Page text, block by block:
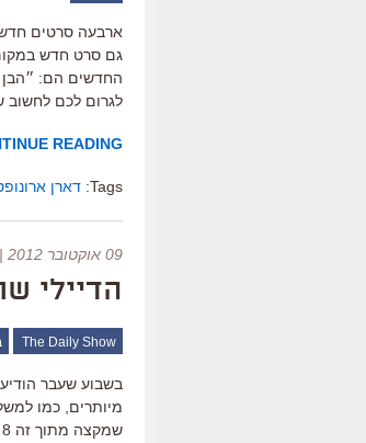
ארבעה סרטים
גם סרט חדש
החדשים הם: ״הבן
לגרום לכם
READING
Tags: דארן
09 אוקטובר 2012 | 19:45
הדיילי
The Daily Show
בשבוע שעבר